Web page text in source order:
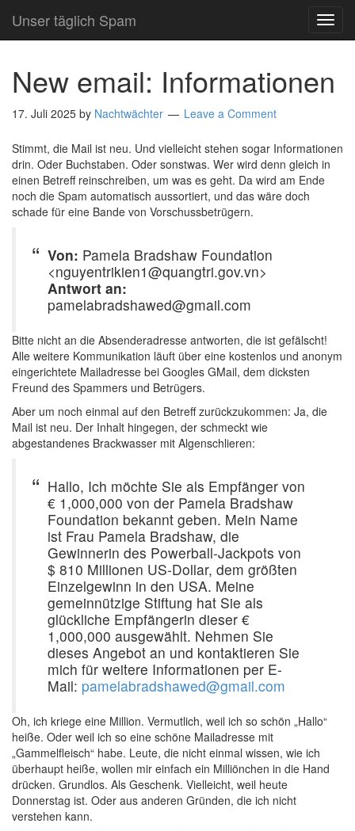
Unser täglich Spam
New email: Informationen
17. Juli 2025 by Nachtwächter Leave a Comment
Stimmt, die Mail ist neu. Und vielleicht stehen sogar Informationen
drin. Oder Buchstaben. Oder sonstwas. Wer wird denn gleich in
einen Betreff reinschreiben, um was es geht. Da wird am Ende
noch die Spam automatisch aussortiert, und das wäre doch
schade für eine Bande von Vorschussbetrügern.
Von: Pamela Bradshaw Foundation
<nguyentrikien1@quangtri.gov.vn>
Antwort an:
pamelabradshawed@gmail.com
Bitte nicht an die Absenderadresse antworten, die ist gefälscht!
Alle weitere Kommunikation läuft über eine kostenlos und anonym
eingerichtete Mailadresse bei Googles GMail, dem dicksten
Freund des Spammers und Betrügers.
Aber um noch einmal auf den Betreff zurückzukommen: Ja, die
Mail ist neu. Der Inhalt hingegen, der schmeckt wie
abgestandenes Brackwasser mit Algenschlieren:
Hallo, Ich möchte Sie als Empfänger von
€ 1,000,000 von der Pamela Bradshaw
Foundation bekannt geben. Mein Name
ist Frau Pamela Bradshaw, die
Gewinnerin des Powerball-Jackpots von
$ 810 Millionen US-Dollar, dem größten
Einzelgewinn in den USA. Meine
gemeinnützige Stiftung hat Sie als
glückliche Empfängerin dieser €
1,000,000 ausgewählt. Nehmen Sie
dieses Angebot an und kontaktieren Sie
mich für weitere Informationen per E-
Mail: pamelabradshawed@gmail.com
Oh, ich kriege eine Million. Vermutlich, weil ich so schön „Hallo“
heiße. Oder weil ich so eine schöne Mailadresse mit
„Gammelfleisch“ habe. Leute, die nicht einmal wissen, wie ich
überhaupt heiße, wollen mir einfach ein Milliönchen in die Hand
drücken. Grundlos. Als Geschenk. Vielleicht, weil heute
Donnerstag ist. Oder aus anderen Gründen, die ich nicht
verstehen kann.